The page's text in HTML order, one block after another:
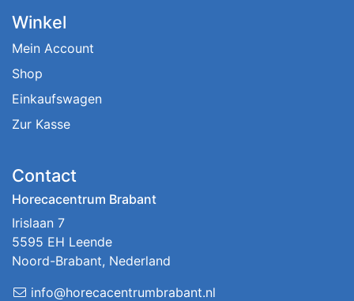
Winkel
Mein Account
Shop
Einkaufswagen
Zur Kasse
Contact
Horecacentrum Brabant
Irislaan 7
5595 EH Leende
Noord-Brabant, Nederland
info@horecacentrumbrabant.nl